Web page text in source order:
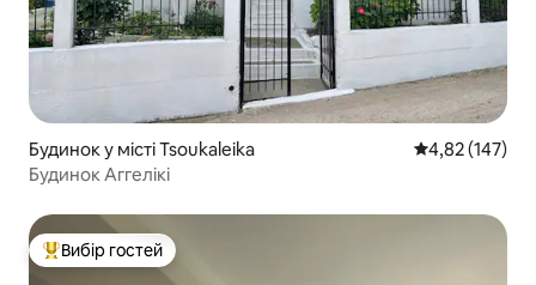
Будинок у місті Tsoukaleika Середня
4,82 (147)
Будинок Аггелікі
Топ вибір гостей
Вибір гостей